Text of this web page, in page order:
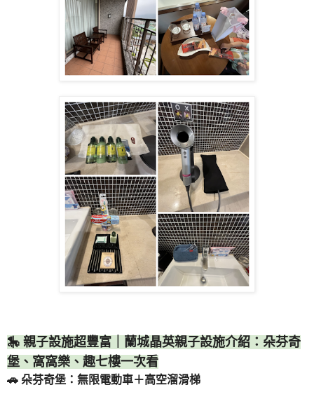
🎠 親子設施超豐富｜蘭城晶英親子設施介紹：朵芬奇
堡、窩窩樂、趣七樓一次看
🚗 朵芬奇堡：無限電動車＋高空溜滑梯